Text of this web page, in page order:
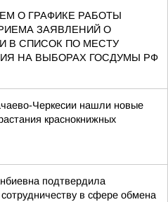
О ГРАФИКЕ РАБОТЫ
ЗАЯВЛЕНИЙ О
В СПИСОК ПО МЕСТУ
НА ВЫБОРАХ ГОСДУМЫ РФ
Черкесии нашли новые
краснокнижных
подтвердила
сотрудничеству в сфере обмена